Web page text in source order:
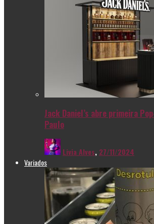
Jack Daniel’s abre primeira
Paulo
Livia Alves, 27/11/2024
Variados